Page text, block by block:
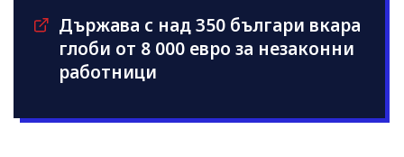
Държава с над 350 българи вкара
глоби от 8 000 евро за незаконни
работници